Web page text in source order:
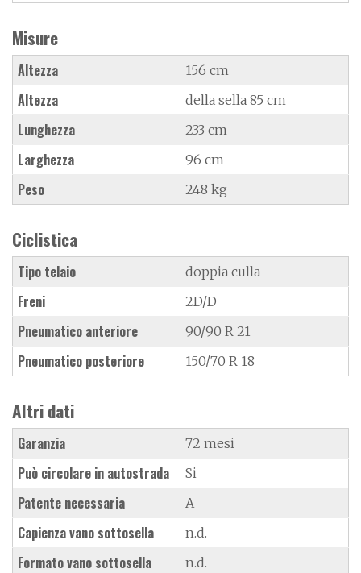
Misure
Altezza 156 cm
Altezza della sella 85 cm
Lunghezza 233 cm
Larghezza 96 cm
Peso 248 kg
Ciclistica
Tipo telaio doppia culla
Freni 2D/D
Pneumatico anteriore 90/90 R 21
Pneumatico posteriore 150/70 R 18
Altri dati
Garanzia 72 mesi
Può circolare in autostrada Si
Patente necessaria A
Capienza vano sottosella n.d.
Formato vano sottosella n.d.